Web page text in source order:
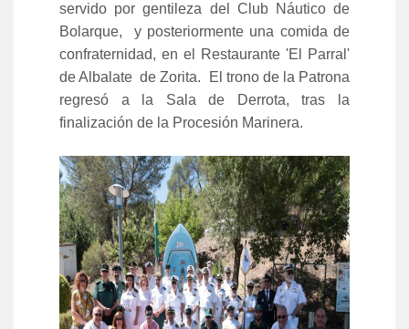
servido por gentileza del Club Náutico de
Bolarque, y posteriormente una comida de
confraternidad, en el Restaurante 'El Parral'
de Albalate de Zorita. El trono de la Patrona
regresó a la Sala de Derrota, tras la
finalización de la Procesión Marinera.